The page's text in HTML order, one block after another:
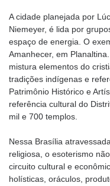
A cidade planejada por
Niemeyer, é lida por
espaço de energia. O
Amanhecer, em
mistura elementos do
tradições indígenas e
Patrimônio Histórico e
referência cultural do
mil e 700 templos.
Nessa Brasília
religiosa, o esoterismo
circuito cultural e
holísticas, oráculos,